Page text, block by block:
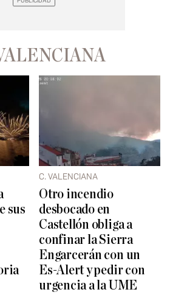
sus
C. VALENCIANA
Otro incendio
desbocado en
Castellón obliga a
confinar la Sierra
Engarcerán con un
Es-Alert y pedir con
urgencia a la UME